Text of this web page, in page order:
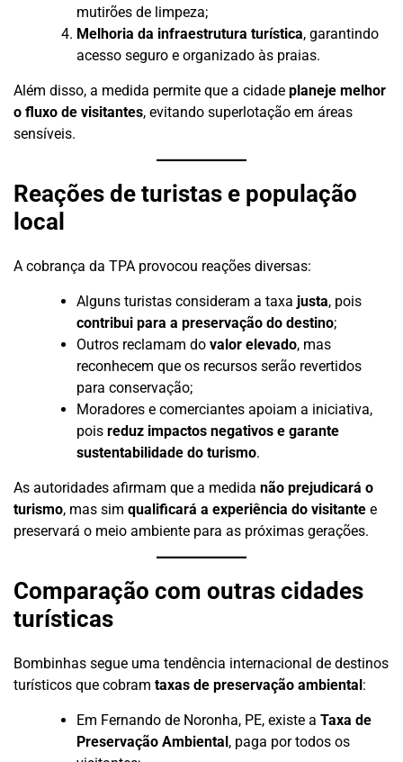
mutirões de limpeza;
Melhoria da infraestrutura turística, garantindo
acesso seguro e organizado às praias.
Além disso, a medida permite que a cidade planeje melhor
o fluxo de visitantes, evitando superlotação em áreas
sensíveis.
Reações de turistas e população
local
A cobrança da TPA provocou reações diversas:
Alguns turistas consideram a taxa justa, pois
contribui para a preservação do destino;
Outros reclamam do valor elevado, mas
reconhecem que os recursos serão revertidos
para conservação;
Moradores e comerciantes apoiam a iniciativa,
pois reduz impactos negativos e garante
sustentabilidade do turismo.
As autoridades afirmam que a medida não prejudicará o
turismo, mas sim qualificará a experiência do visitante e
preservará o meio ambiente para as próximas gerações.
Comparação com outras cidades
turísticas
Bombinhas segue uma tendência internacional de destinos
turísticos que cobram taxas de preservação ambiental:
Em Fernando de Noronha, PE, existe a Taxa de
Preservação Ambiental, paga por todos os